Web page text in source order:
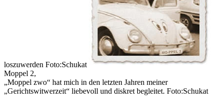
loszuwerden Foto:Schukat
Moppel 2,
Moppel zwo
hat mich in den letzten Jahren meiner
Gerichtswitwerzeit
liebevoll und diskret begleitet. Foto:Schukat